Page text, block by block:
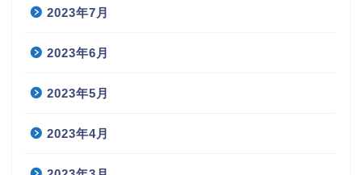
2023年7月
2023年6月
2023年5月
2023年4月